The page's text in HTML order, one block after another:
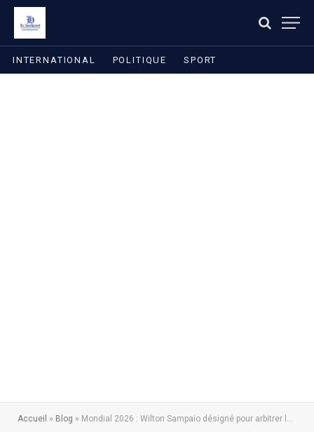
INTERNATIONAL POLITIQUE SPORT
Accueil » Blog » Mondial 2026 : Wilton Sampaio désigné pour arbitrer le match d’ouverture entre le Mexique et l’Afrique du Sud